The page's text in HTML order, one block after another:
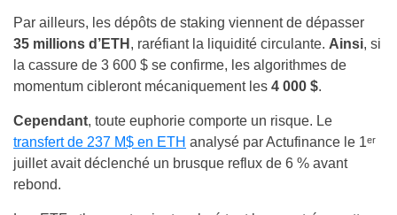
Par ailleurs, les dépôts de staking viennent de dépasser
35 millions d’ETH , raréfiant la liquidité circulante. Ainsi, si
la cassure de 3 600 $ se confirme, les algorithmes de
momentum cibleront mécaniquement les 4 000 $.
Cependant, toute euphorie comporte un risque. Le
transfert de 237 M$ en ETH analysé par Actufinance le 1ᵉʳ
juillet avait déclenché un brusque reflux de 6 % avant
rebond.